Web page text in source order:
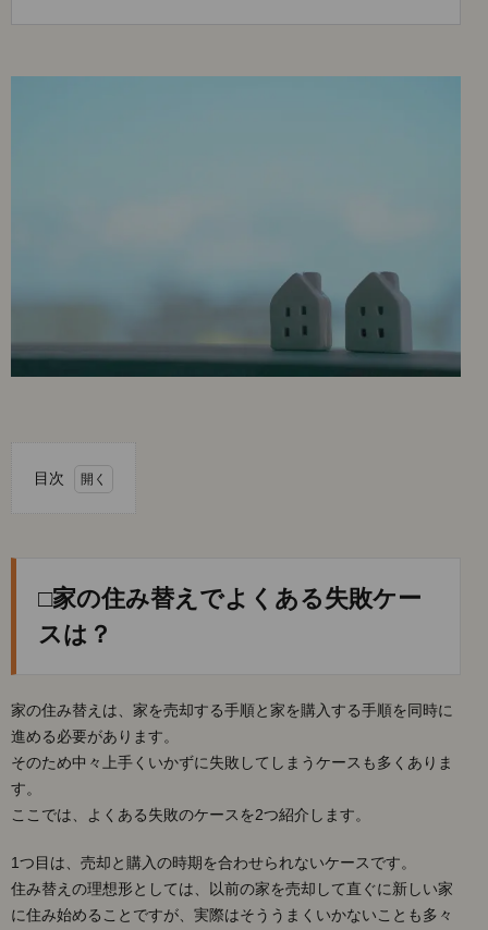
目次
えで
ある
は？
2.
□住
えで
いた
めに
でき
□家の住み替えでよくある失敗ケー
スは？
家の住み替えは、家を売却する手順と家を購入する手順を同時に
進める必要があります。
そのため中々上手くいかずに失敗してしまうケースも多くありま
す。
ここでは、よくある失敗のケースを2つ紹介します。
1つ目は、売却と購入の時期を合わせられないケースです。
住み替えの理想形としては、以前の家を売却して直ぐに新しい家
に住み始めることですが、実際はそううまくいかないことも多々